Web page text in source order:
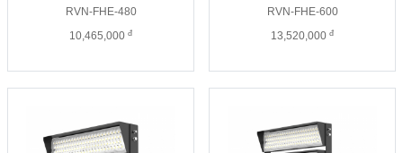
RVN-FHE-480
10,465,000 đ
RVN-FHE-600
13,520,000 đ